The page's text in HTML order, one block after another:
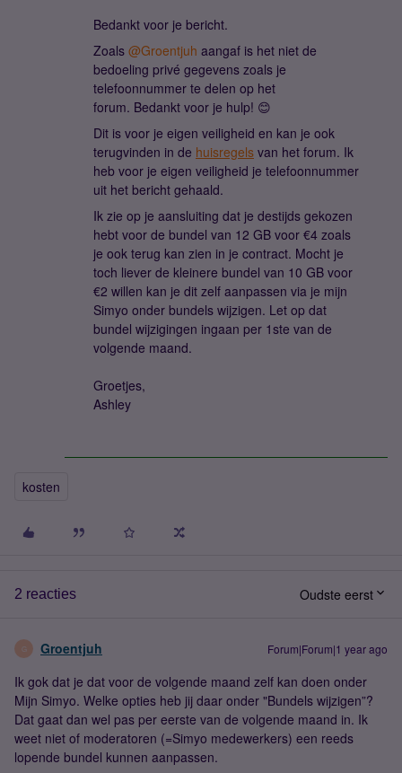
Bedankt voor je bericht.
Zoals @Groentjuh aangaf is het niet de
bedoeling privé gegevens zoals je
telefoonnummer te delen op het
forum. Bedankt voor je hulp! 😊
Dit is voor je eigen veiligheid en kan je ook
terugvinden in de huisregels van het forum. Ik
heb voor je eigen veiligheid je telefoonnummer
uit het bericht gehaald.
Ik zie op je aansluiting dat je destijds gekozen
hebt voor de bundel van 12 GB voor €4 zoals
je ook terug kan zien in je contract. Mocht je
toch liever de kleinere bundel van 10 GB voor
€2 willen kan je dit zelf aanpassen via je mijn
Simyo onder bundels wijzigen. Let op dat
bundel wijzigingen ingaan per 1ste van de
volgende maand.
Groetjes,
Ashley
kosten
2 reacties Oudste eerst
G Groentjuh Forum|Forum|1 year ago
Ik gok dat je dat voor de volgende maand zelf kan doen onder
Mijn Simyo. Welke opties heb jij daar onder "Bundels wijzigen”?
Dat gaat dan wel pas per eerste van de volgende maand in. Ik
weet niet of moderatoren (=Simyo medewerkers) een reeds
lopende bundel kunnen aanpassen.